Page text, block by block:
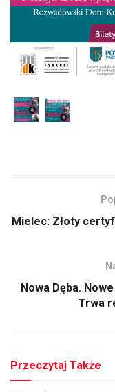
Mielec: Złoty
Nowa Dęba.
Trwa
Przeczytaj Także